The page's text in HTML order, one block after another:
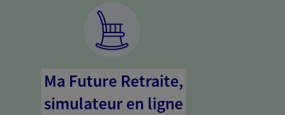
Ma Future Retraite,
simulateur en ligne